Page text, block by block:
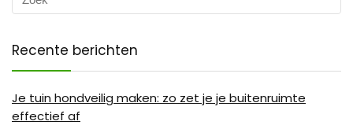
Recente berichten
Je tuin hondveilig maken: zo zet je je buitenruimte
effectief af